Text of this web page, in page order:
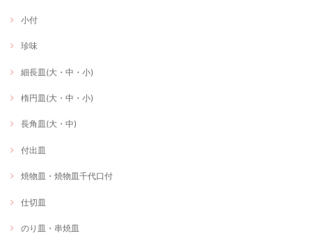
小付
珍味
細長皿(大・中・小)
楕円皿(大・中・小)
長角皿(大・中)
付出皿
焼物皿・焼物皿千代口付
仕切皿
のり皿・串焼皿